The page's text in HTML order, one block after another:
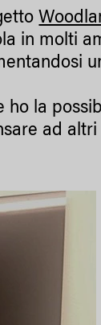
in molti
ho la
ad altri